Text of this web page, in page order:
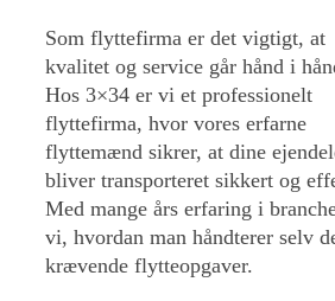
Som flyttefirma er det vigtigt, at
kvalitet og service går hånd i
Hos 3×34 er vi et professionelt
flyttefirma, hvor vores erfarne
flyttemænd sikrer, at dine
bliver transporteret sikkert og
Med mange års erfaring i
vi, hvordan man håndterer selv
krævende flytteopgaver.